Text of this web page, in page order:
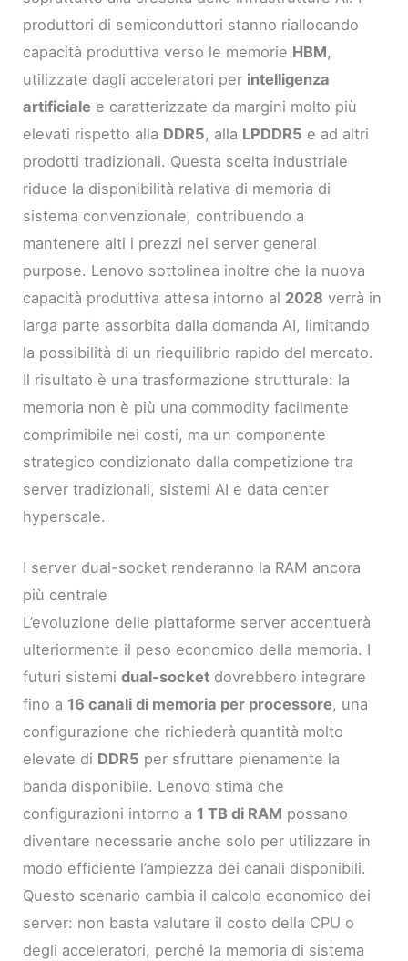
produttori di semiconduttori stanno riallocando
capacità produttiva verso le memorie HBM,
utilizzate dagli acceleratori per intelligenza
artificiale e caratterizzate da margini molto più
elevati rispetto alla DDR5, alla LPDDR5 e ad altri
prodotti tradizionali. Questa scelta industriale
riduce la disponibilità relativa di memoria di
sistema convenzionale, contribuendo a
mantenere alti i prezzi nei server general
purpose. Lenovo sottolinea inoltre che la nuova
capacità produttiva attesa intorno al 2028 verrà in
larga parte assorbita dalla domanda AI, limitando
la possibilità di un riequilibrio rapido del mercato.
Il risultato è una trasformazione strutturale: la
memoria non è più una commodity facilmente
comprimibile nei costi, ma un componente
strategico condizionato dalla competizione tra
server tradizionali, sistemi AI e data center
hyperscale.
I server dual-socket renderanno la RAM ancora
più centrale
L’evoluzione delle piattaforme server accentuerà
ulteriormente il peso economico della memoria. I
futuri sistemidual-socket dovrebbero integrare
fino a 16 canali di memoria per processore, una
configurazione che richiederà quantità molto
elevate di DDR5 per sfruttare pienamente la
banda disponibile. Lenovo stima che
configurazioni intorno a 1 TB di RAM possano
diventare necessarie anche solo per utilizzare in
modo efficiente l’ampiezza dei canali disponibili.
Questo scenario cambia il calcolo economico dei
server: non basta valutare il costo della CPU o
degli acceleratori, perché la memoria di sistema